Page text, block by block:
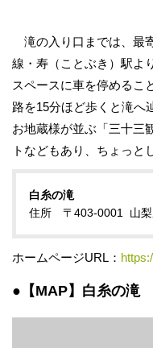
滝の入り口までは、最
線・寿（ことぶき）駅よ
スペースに車を停めるこ
路を15分ほど歩くと滝へ
お地蔵様が並ぶ「三十三
トなどもあり、ちょっと
白糸の滝
住所 〒403-0001 山梨
ホームページURL：
●【MAP】白糸の滝